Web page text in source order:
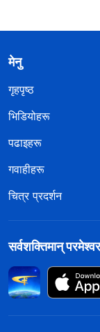
मेनु
गृहपृष्ठ
भिडियोहरू
पढाइहरू
गवाहीहरू
चित्र प्रदर्शन
सर्वशक्तिमान्‌